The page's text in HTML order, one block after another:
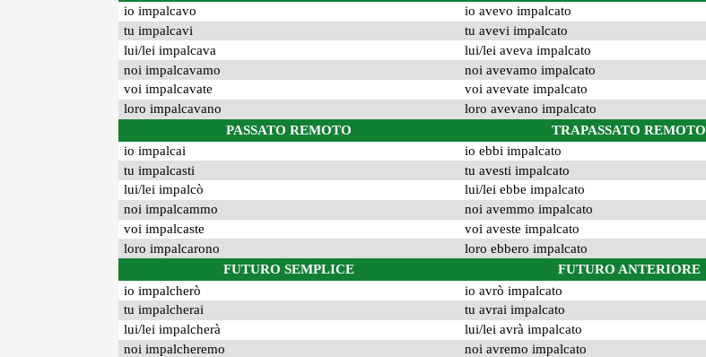
io impalcavo
tu impalcavi
lui/lei impalcava
noi impalcavamo
voi impalcavate
loro impalcavano
PASSATO REMOTO
io impalcai
tu impalcasti
lui/lei impalcò
noi impalcammo
voi impalcaste
loro impalcarono
FUTURO SEMPLICE
io impalcherò
tu impalcherai
lui/lei impalcherà
noi impalcheremo
io avevo impalcato
tu avevi impalcato
lui/lei aveva impalcato
noi avevamo impalcato
voi avevate impalcato
loro avevano impalcato
TRAPASSATO REMOTO
io ebbi impalcato
tu avesti impalcato
lui/lei ebbe impalcato
noi avemmo impalcato
voi aveste impalcato
loro ebbero impalcato
FUTURO ANTERIORE
io avrò impalcato
tu avrai impalcato
lui/lei avrà impalcato
noi avremo impalcato